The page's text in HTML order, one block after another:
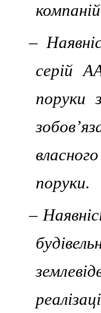
–
серій
поруки
поруки.
–